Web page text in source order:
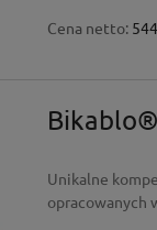
Cena netto:
Unikalne
opracowanych